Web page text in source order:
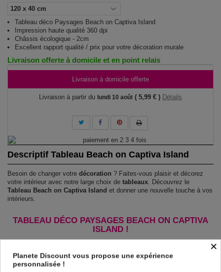
Tableau déco Paysages Beach on Captiva Island
Impression haute qualité 360 dpi
Châssis écologique - 2cm
Excellent rapport qualité / prix pour votre décoration murale
Livraison offerte à domicile et en point relais
Livraison à domicile offerte
Livraison à partir du lundi 10 août ( 5,99 € ) Détails
Descriptif Tableau Beach on Captiva Island
Besoin de changer votre décoration ? Faites-vous plaisir et décorez
votre intérieur avec notre large choix de tableaux. Découvrez le
Tableau Beach on Captiva Island et donner une nouvelle touche à vos
intérieurs.
TABLEAU DÉCO PAYSAGES BEACH ON CAPTIVA
ISLAND !
est imprimé sur un papier intissé
spécial et de haute qualité qui reflète parfaitement les couleurs avec
des détails parfaitement reproduits. Grâce à une impression totale et un
papier intissé sur un châssis fait de matériaux respectueux de
×
Planete Discount vous propose une expérience
personnalisée !